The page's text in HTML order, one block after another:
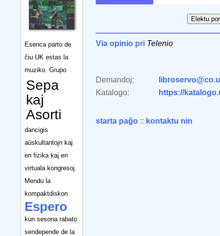
Esenca parto de
ĉiu UK estas la
muziko. Grupo
Sepa
kaj
Asorti
dancigis
aŭskultantojn kaj
en fizika kaj en
virtuala kongresoj.
Mendu la
kompaktdiskon
Espero
kun sesona rabato
sendepende de la
Via opinio pri Telenio
Demandoj:
Katalogo:
https://
starta paĝo :: kontaktu nin